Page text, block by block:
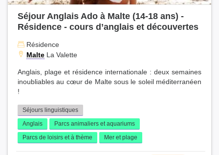
Séjour Anglais Ado à Malte (14-18 ans) -
Résidence - cours d’anglais et découvertes
Résidence
Malte La Valette
Anglais, plage et résidence internationale : deux semaines
inoubliables au cœur de Malte sous le soleil méditerranéen
!
Séjours linguistiques
Anglais
Parcs animaliers et aquariums
Parcs de loisirs et à thème
Mer et plage